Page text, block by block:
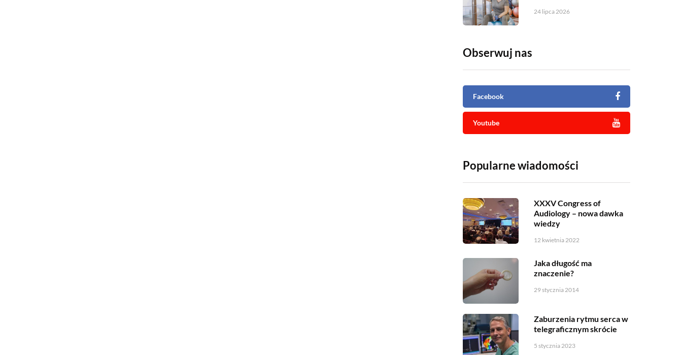
24 lipca 2026
Obserwuj nas
Facebook
Youtube
Popularne wiadomości
XXXV Congress of
Audiology – nowa dawka
wiedzy
12 kwietnia 2022
Jaka długość ma
znaczenie?
29 stycznia 2014
Zaburzenia rytmu serca w
telegraficznym skrócie
5 stycznia 2023